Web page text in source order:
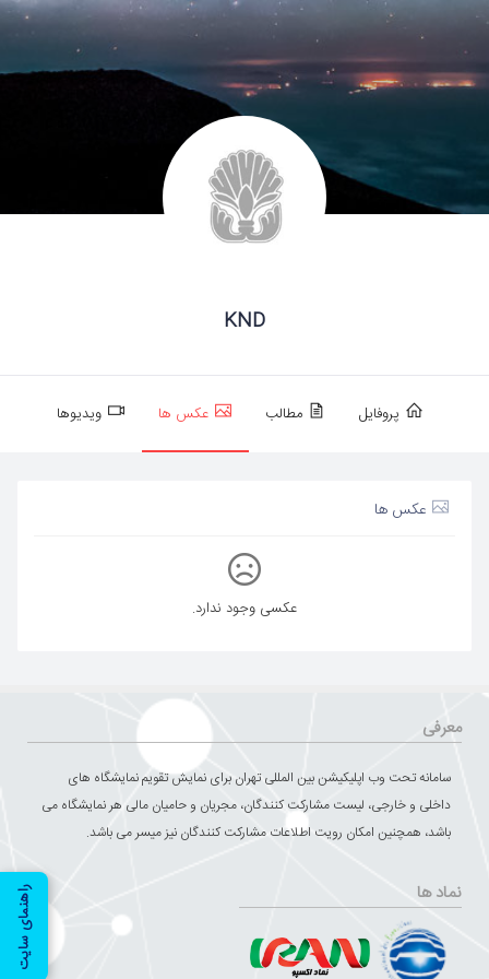
راهنمای سایت
KND
پروفایل مطالب عکس ها ویدیوها
عکس ها
عکسی وجود ندارد.
معرفی
سامانه تحت وب اپلیکیشن بین المللی تهران برای نمایش تقویم نمایشگاه های
داخلی و خارجی، لیست مشارکت کنندگان، مجریان و حامیان مالی هر نمایشگاه می
باشد، همچنین امکان رویت اطلاعات مشارکت کنندگان نیز میسر می باشد.
نماد ها